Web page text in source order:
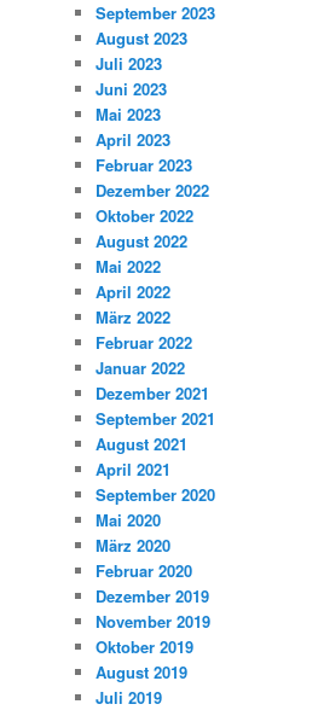
September 2023
August 2023
Juli 2023
Juni 2023
Mai 2023
April 2023
Februar 2023
Dezember 2022
Oktober 2022
August 2022
Mai 2022
April 2022
März 2022
Februar 2022
Januar 2022
Dezember 2021
September 2021
August 2021
April 2021
September 2020
Mai 2020
März 2020
Februar 2020
Dezember 2019
November 2019
Oktober 2019
August 2019
Juli 2019